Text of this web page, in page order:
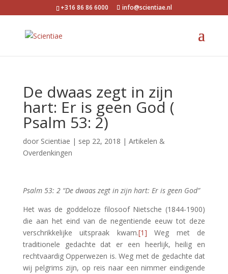
+316 86 86 6000 info@scientiae.nl
De dwaas zegt in zijn
hart: Er is geen God (
Psalm 53: 2)
door Scientiae | sep 22, 2018 | Artikelen &
Overdenkingen
Psalm 53: 2 “De dwaas zegt in zijn hart: Er is geen God”
Het was de goddeloze filosoof Nietsche (1844-1900)
die aan het eind van de negentiende eeuw tot deze
verschrikkelijke uitspraak kwam.[1] Weg met de
traditionele gedachte dat er een heerlijk, heilig en
rechtvaardig Opperwezen is. Weg met de gedachte dat
wij pelgrims zijn, op reis naar een nimmer eindigende